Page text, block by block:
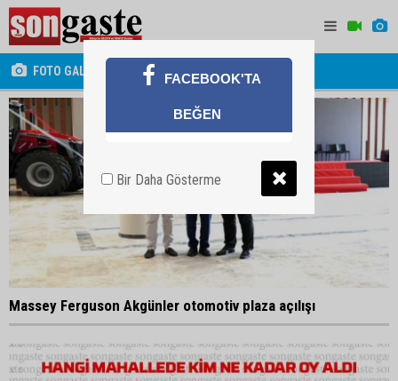
FOTO GALERİ
Massey Ferguson Akgünler otomotiv plaza açılışı
FACEBOOK'TA
BEĞEN
Bir Daha Gösterme